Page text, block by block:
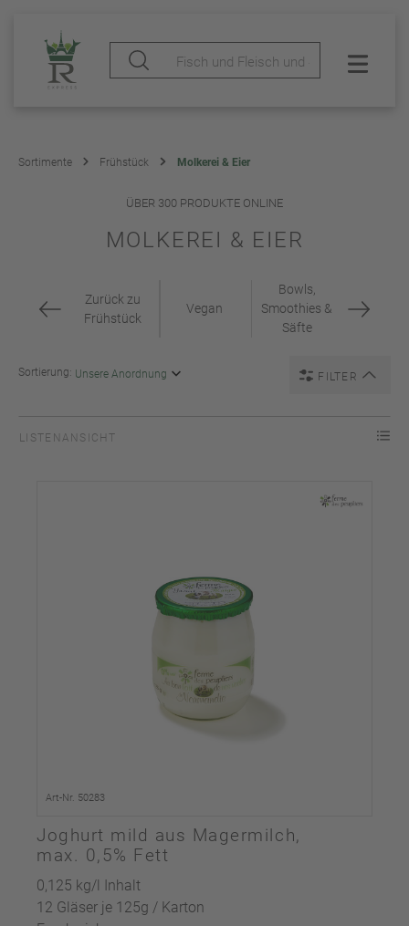
Sortimente Frühstück Molkerei & Eier
ÜBER 300 PRODUKTE ONLINE
MOLKEREI & EIER
Zurück zu
Frühstück
Vegan
Bowls,
Smoothies &
Säfte
FILTER
Sortierung:
LISTENANSICHT
Art-Nr. 50283
Joghurt mild aus Magermilch,
max. 0,5% Fett
0,125 kg/l Inhalt
12 Gläser je 125g / Karton